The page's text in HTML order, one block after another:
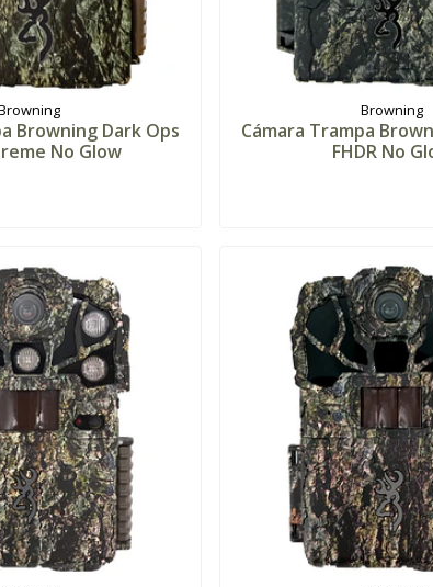
Browning Dark Ops
No Glow
Browning
Cámara Trampa
FHDR No